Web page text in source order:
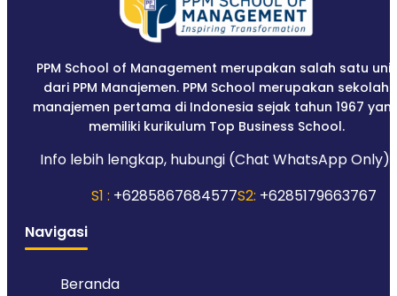
PPM School of Management merupakan salah satu unit
dari PPM Manajemen. PPM School merupakan sekolah
manajemen pertama di Indonesia sejak tahun 1967
memiliki kurikulum Top Business School.
Info lebih lengkap, hubungi (Chat WhatsApp Only):
S1 : +6285867684577S2: +6285179663767
Navigasi
Beranda